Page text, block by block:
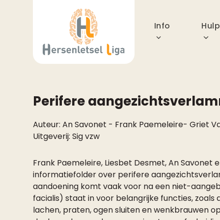
Info Hulp
Perifere
Auteur: An Savonet - Frank Paemeleire- Griet
Uitgeverij: Sig vzw
Frank Paemeleire, Liesbet Desmet, An
informatiefolder over perifere
aandoening komt vaak voor na een niet-
facialis) staat in voor belangrijke functies,
lachen, praten, ogen sluiten en wenkbrauwen